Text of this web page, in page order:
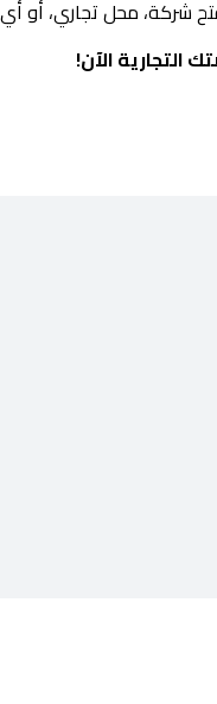
شركة، محل تجاري، أو
التجارية الآن!